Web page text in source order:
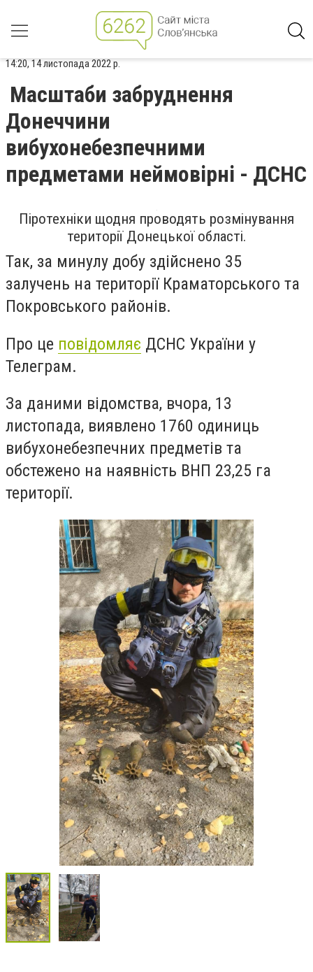
14:20, 14 листопада 2022 р.
Масштаби забруднення
Донеччини
вибухонебезпечними
предметами неймовірні - ДСНС
Піротехніки щодня проводять розмінування
території Донецької області.
Так, за минулу добу здійснено 35
залучень на території Краматорського та
Покровського районів.
Про це повідомляє ДСНС України у
Телеграм.
За даними відомства, вчора, 13
листопада, виявлено 1760 одиниць
вибухонебезпечних предметів та
обстежено на наявність ВНП 23,25 га
території.